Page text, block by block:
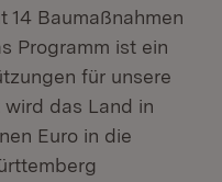
14 Baumaßnahmen
Programm ist ein
für unsere
wird das Land in
Euro in die